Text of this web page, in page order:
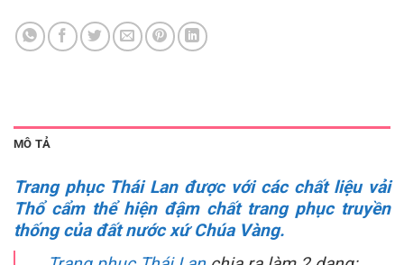
MÔ TẢ
Trang phục Thái Lan được với các chất liệu vải
Thổ cẩm thể hiện đậm chất trang phục truyền
thống của đất nước xứ Chúa Vàng.